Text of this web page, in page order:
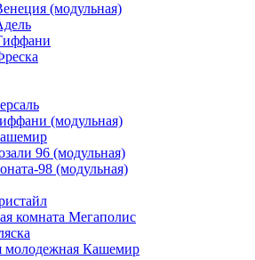
(модульная)
(модульная)
96 (модульная)
98 (модульная)
комната Мегаполис
молодежная Кашемир